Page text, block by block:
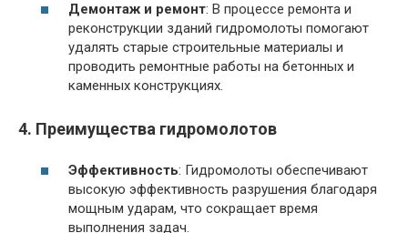
Демонтаж и ремонт: В процессе ремонта и
реконструкции зданий гидромолоты помогают
удалять старые строительные материалы и
проводить ремонтные работы на бетонных и
каменных конструкциях.
4. Преимущества гидромолотов
Эффективность: Гидромолоты обеспечивают
высокую эффективность разрушения благодаря
мощным ударам, что сокращает время
выполнения задач.